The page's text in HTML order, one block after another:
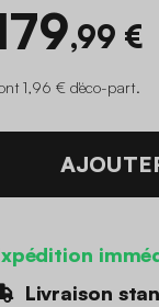
,99 €
1,96 € d'éco-part.
Livraison